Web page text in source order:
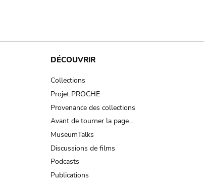
DÉCOUVRIR
Collections
Projet PROCHE
Provenance des collections
Avant de tourner la page…
MuseumTalks
Discussions de films
Podcasts
Publications